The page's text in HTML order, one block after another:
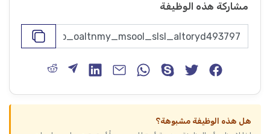
مشاركة هذه الوظيفة
هل هذه الوظيفة مشبوهة؟